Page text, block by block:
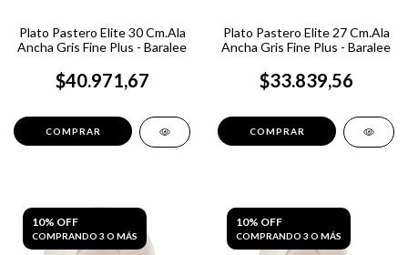
Plato Pastero Elite 30 Cm.Ala
Ancha Gris Fine Plus - Baralee
$40.971,67
Plato Pastero Elite 27 Cm.Ala
Ancha Gris Fine Plus - Baralee
$33.839,56
10% OFF
COMPRANDO 3 O MÁS
10% OFF
COMPRANDO 3 O MÁS